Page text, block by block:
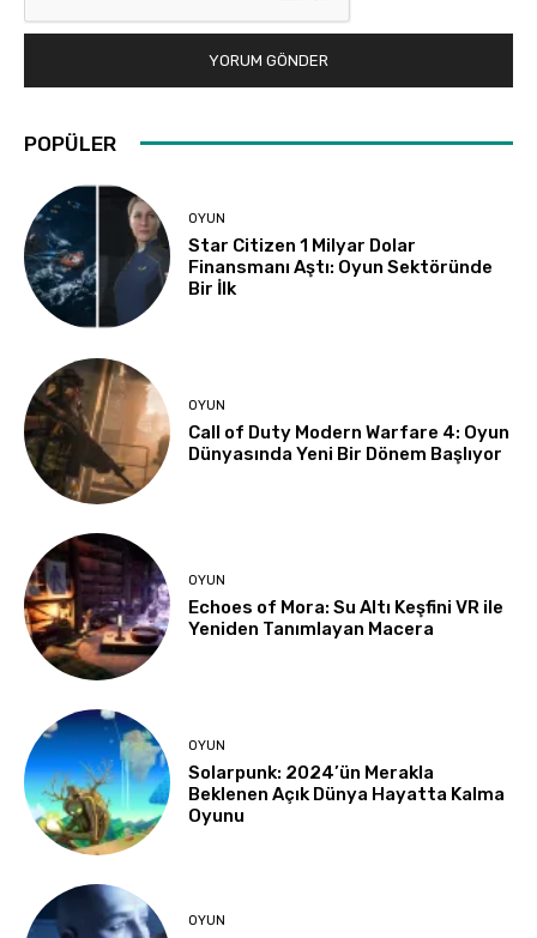
POPÜLER
OYUN
Star Citizen 1 Milyar Dolar
Finansmanı Aştı: Oyun Sektöründe
Bir İlk
OYUN
Call of Duty Modern Warfare 4: Oyun
Dünyasında Yeni Bir Dönem Başlıyor
OYUN
Echoes of Mora: Su Altı Keşfini VR ile
Yeniden Tanımlayan Macera
OYUN
Solarpunk: 2024’ün Merakla
Beklenen Açık Dünya Hayatta Kalma
Oyunu
OYUN